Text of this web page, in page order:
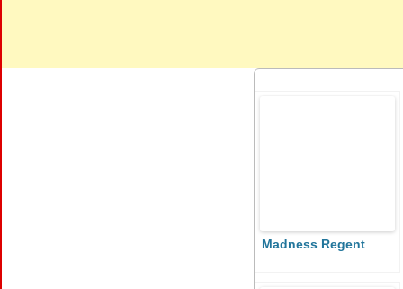
Madness Regent